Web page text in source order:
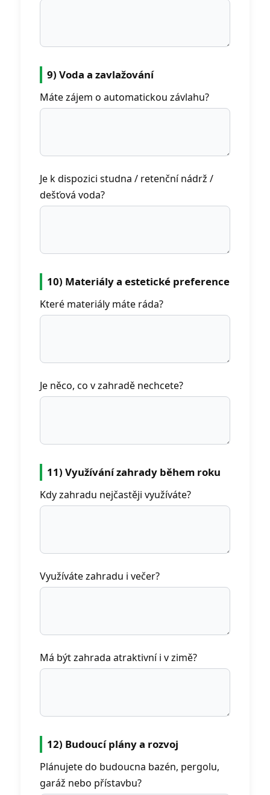
9) Voda a zavlažování
Máte zájem o automatickou závlahu?
Je k dispozici studna / retenční nádrž /
dešťová voda?
10) Materiály a estetické preference
Které materiály máte ráda?
Je něco, co v zahradě nechcete?
11) Využívání zahrady během roku
Kdy zahradu nejčastěji využíváte?
Využíváte zahradu i večer?
Má být zahrada atraktivní i v zimě?
12) Budoucí plány a rozvoj
Plánujete do budoucna bazén, pergolu,
garáž nebo přístavbu?